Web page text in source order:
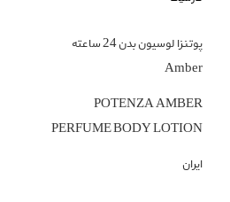
پوتنزا لوسیون بدن 24 ساعته
Amber
POTENZA AMBER
PERFUME BODY LOTION
ایران